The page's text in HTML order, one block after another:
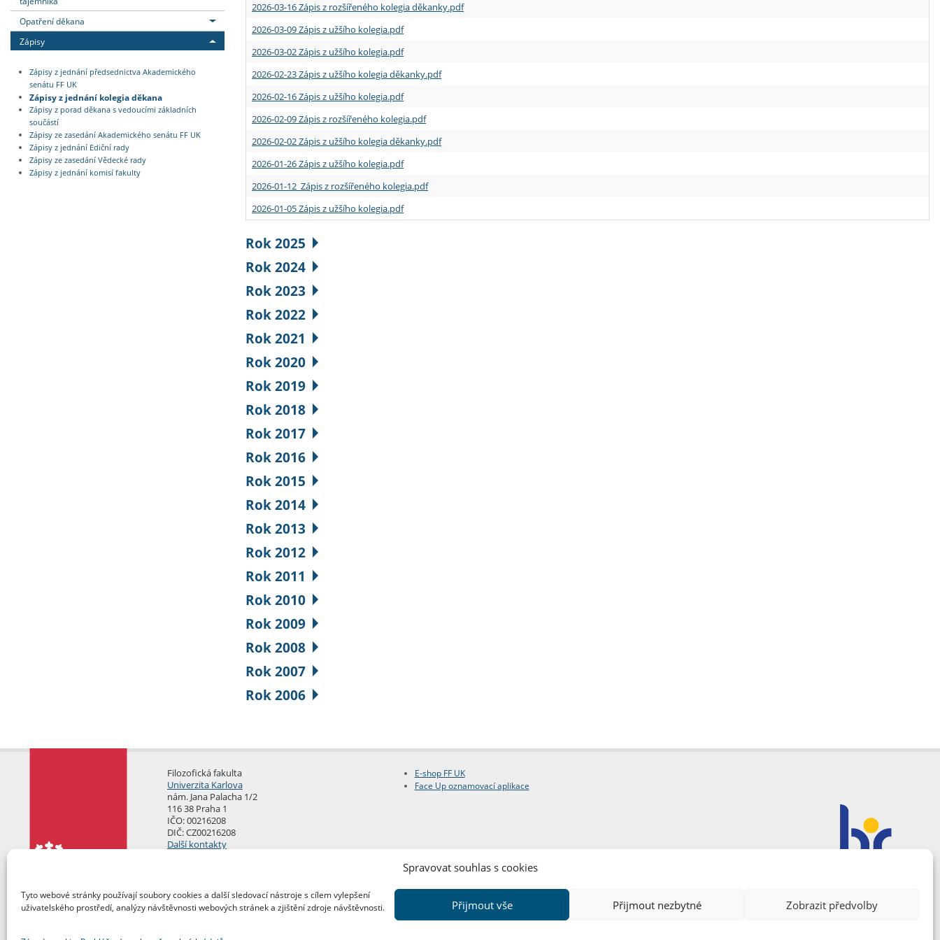
Spravovat souhlas s cookies
Tyto webové stránky používají soubory cookies a další sledovací nástroje s cílem vylepšení
uživatelského prostředí, analýzy návštěvnosti webových stránek a zjištění zdroje návštěvnosti.
Přijmout vše Přijmout nezbytné Zobrazit předvolby
Opatření děkana
Zápisy
Zápisy z jednání předsednictva Akademického
senátu FF UK
Zápisy z jednání kolegia děkana
Zápisy z porad děkana s vedoucími základních
součástí
Zápisy ze zasedání Akademického senátu FF UK
Zápisy z jednání Ediční rady
Zápisy ze zasedání Vědecké rady
Zápisy z jednání komisí fakulty
2026-03-16 Zápis z rozšířeného kolegia děkanky.pdf
2026-03-09 Zápis z užšího kolegia.pdf
2026-03-02 Zápis z užšího kolegia.pdf
2026-02-23 Zápis z užšího kolegia děkanky.pdf
2026-02-16 Zápis z užšího kolegia.pdf
2026-02-09 Zápis z rozšířeného kolegia.pdf
2026-02-02 Zápis z užšího kolegia děkanky.pdf
2026-01-26 Zápis z užšího kolegia.pdf
2026-01-12 Zápis z rozšířeného kolegia.pdf
2026-01-05 Zápis z užšího kolegia.pdf
Rok 2025
Rok 2024
Rok 2023
Rok 2022
Rok 2021
Rok 2020
Rok 2019
Rok 2018
Rok 2017
Rok 2016
Rok 2015
Rok 2014
Rok 2013
Rok 2012
Rok 2011
Rok 2010
Rok 2009
Rok 2008
Rok 2007
Rok 2006
Filozofická fakulta
Univerzita Karlova
nám. Jana Palacha 1/2
116 38 Praha 1
IČO: 00216208
DIČ: CZ00216208
Další kontakty
E-shop FF UK
Face Up oznamovací aplikace